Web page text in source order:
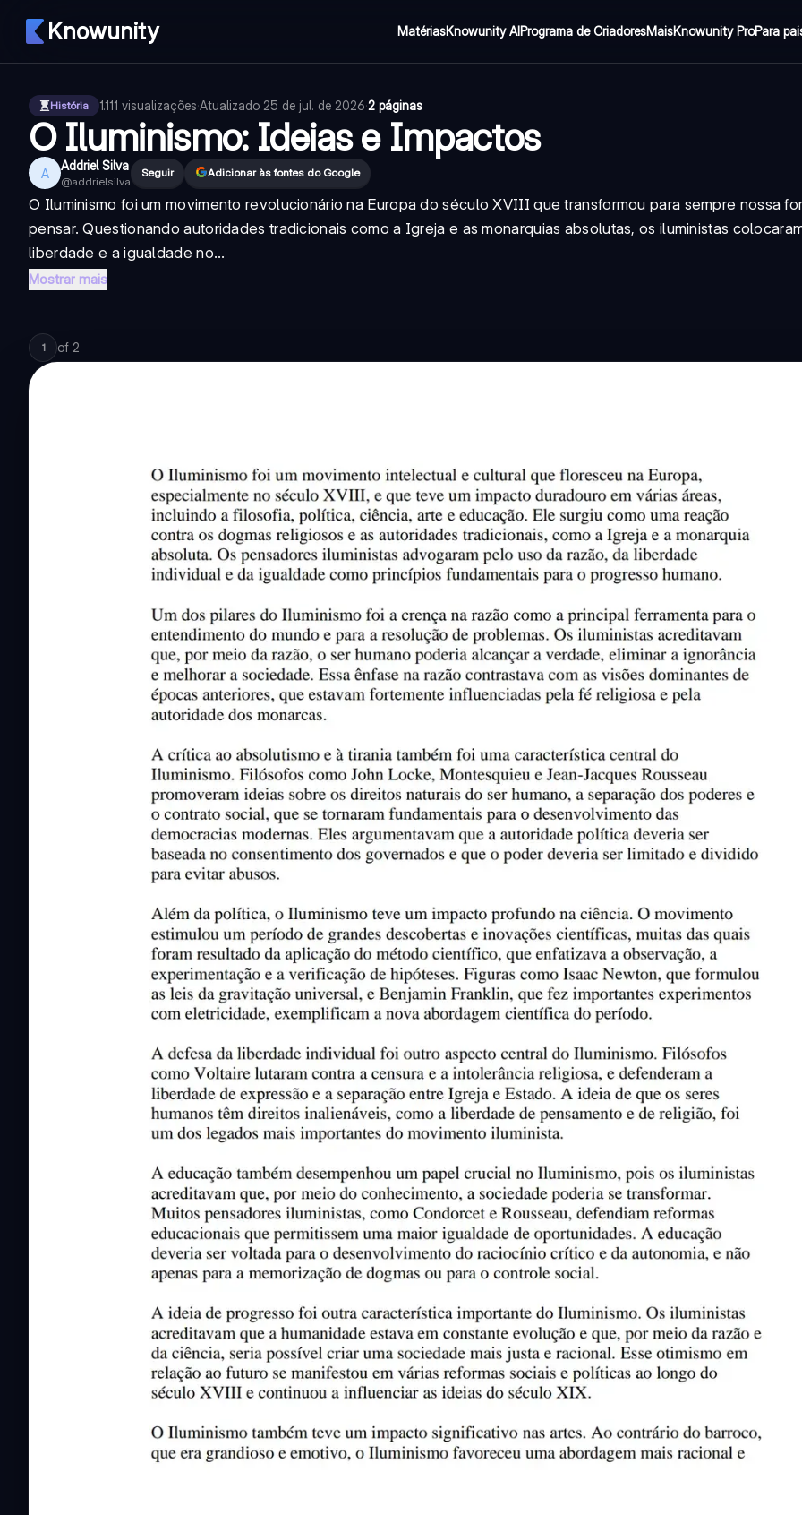
Knowunity MatériasKnowunity AIPrograma de CriadoresMaisKnowunity ProPara
História 1.111 visualizações·Atualizado 25 de jul. de 2026·2 páginas
O Iluminismo: Ideias e Impactos
A Addriel Silva
@addrielsilva
Seguir Adicionar às fontes do Google
O Iluminismo foi um movimento revolucionário na Europa do século XVIII que transformou para sempre nossa
pensar. Questionando autoridades tradicionais como a Igreja e as monarquias absolutas, os iluministas
liberdade e a igualdade no...
Mostrar mais
1 of 2